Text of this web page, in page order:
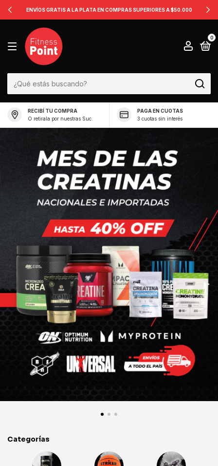
ENVÍOS GRATIS A LA PLATA EN COMPRAS SUPERIORES A $50.000
0
RECIBÍ TU COMPRA
O retirala por nuestras Suc.
PAGA EN CUOTAS
3 cuotas sin interés
Categorías